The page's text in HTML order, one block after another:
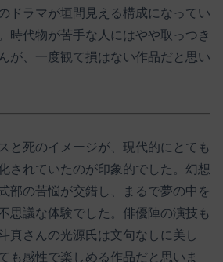
ドラマが垣間見える構成になってい
時代物が苦手な人にはやや取っつき
が、一度観て損はない作品だと思い
と死のイメージが、現代的にとても
されていたのが印象的でした。幻想
部の苦悩が交錯し、まるで夢の中を
思議な体験でした。俳優陣の演技も
真さんの光源氏は文句なしに美し
も感性で楽しめる作品だと思いま